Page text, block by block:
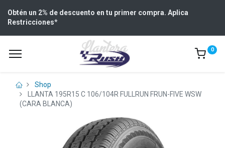
Obtén un 2% de descuento en tu primer compra. Aplica
Restricciones*
0
Shop
LLANTA 195R15 C 106/104R FULLRUN FRUN-FIVE WSW
(CARA BLANCA)